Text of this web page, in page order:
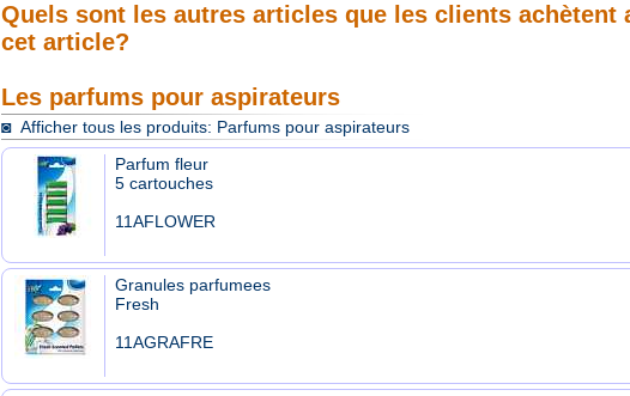
Quels sont les autres articles que les clients achètent
cet article?
Les parfums pour aspirateurs
◙ Afficher tous les produits: Parfums pour aspirateurs
Parfum fleur
5 cartouches
11AFLOWER
Granules parfumees
Fresh
11AGRAFRE